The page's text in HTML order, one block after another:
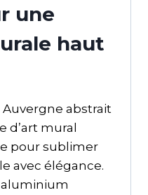
une
haut
abstrait
d’art mural
pour sublimer
avec élégance.